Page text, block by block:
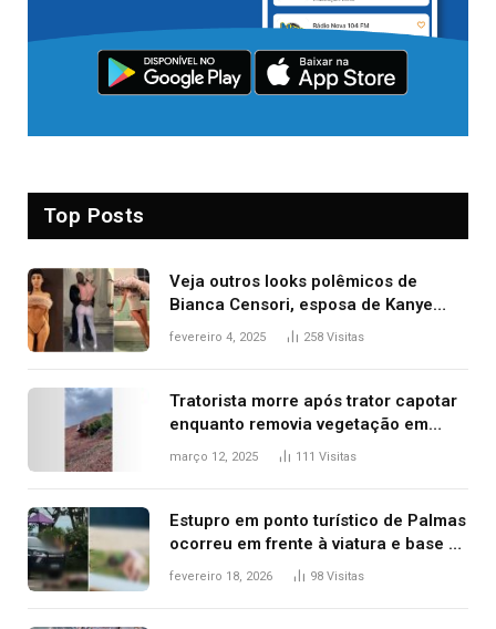
Top Posts
Veja outros looks polêmicos de
Bianca Censori, esposa de Kanye
West que apareceu nua no Grammy
fevereiro 4, 2025 258 Visitas
Tratorista morre após trator capotar
enquanto removia vegetação em
ribanceira de rodovia
março 12, 2025 111 Visitas
Estupro em ponto turístico de Palmas
ocorreu em frente à viatura e base de
segurança; polícia investiga
fevereiro 18, 2026 98 Visitas